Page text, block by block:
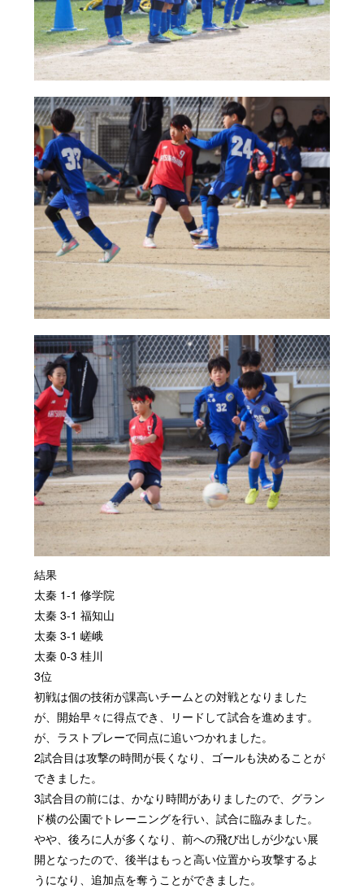
結果
太秦 1-1 修学院
太秦 3-1 福知山
太秦 3-1 嵯峨
太秦 0-3 桂川
3位
初戦は個の技術が課高いチームとの対戦となりました
が、開始早々に得点でき、リードして試合を進めます。
が、ラストプレーで同点に追いつかれました。
2試合目は攻撃の時間が長くなり、ゴールも決めることが
できました。
3試合目の前には、かなり時間がありましたので、グラン
ド横の公園でトレーニングを行い、試合に臨みました。
やや、後ろに人が多くなり、前への飛び出しが少ない展
開となったので、後半はもっと高い位置から攻撃するよ
うになり、追加点を奪うことができました。